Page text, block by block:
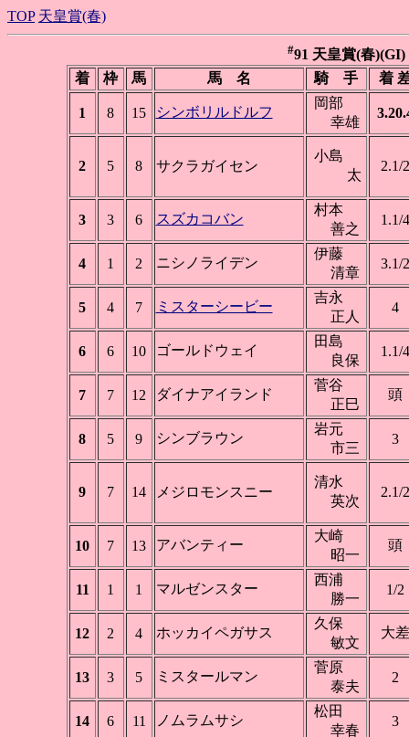
TOP 天皇賞(春)
#91 天皇賞(春
着
枠 馬 馬 名 騎 手 着
1 8 15 シンボリルドルフ
岡部
幸雄
2 5 8 サクラガイセン
小島
太
2.1/2
3 3 6 スズカコバン
村本
善之
1.1/4
4 1 2 ニシノライデン
伊藤
清章
3.1/2
5 4 7 ミスターシービー
吉永
正人
4
6 6 10 ゴールドウェイ
田島
良保
1.1/4
7 7 12 ダイナアイランド
菅谷
正巳
頭
8 5 9 シンブラウン
岩元
市三
3
9 7 14 メジロモンスニー
清水
英次
2.1/2
10 7 13 アバンティー
大崎
昭一
頭
11 1 1 マルゼンスター
西浦
勝一
1/2
12 2 4 ホッカイペガサス
久保
敏文
大差
13 3 5 ミスタールマン
菅原
泰夫
2
14 6 11 ノムラムサシ
松田
幸春
3